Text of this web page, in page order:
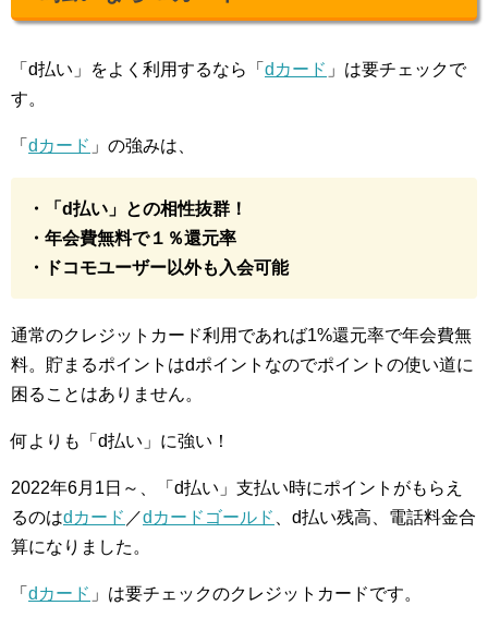
「d払い」をよく利用するなら「 dカード 」は要チェックで
す。
「 dカード 」の強みは、
・「d払い」との相性抜群！
・年会費無料で１％還元率
・ドコモユーザー以外も入会可能
通常のクレジットカード利用であれば1%還元率で年会費無
料。貯まるポイントはdポイントなのでポイントの使い道に
困ることはありません。
何よりも「d払い」に強い！
2022年6月1日～、「d払い」支払い時にポイントがもらえ
るのはdカード ／dカードゴールド 、d払い残高、電話料金合
算になりました。
「 dカード 」は要チェックのクレジットカードです。